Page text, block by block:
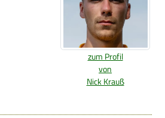
zum Profil
von
Nick Krauß